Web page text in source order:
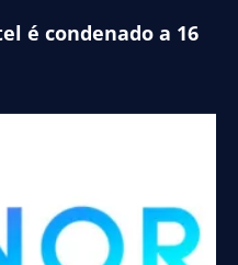
é condenado a 16